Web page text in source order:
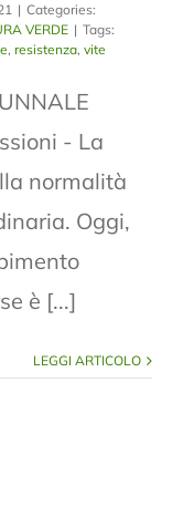
| Categories:
VERDE | Tags:
,resistenza,vite
- La
normalità
Oggi,
è [...]
LEGGI ARTICOLO